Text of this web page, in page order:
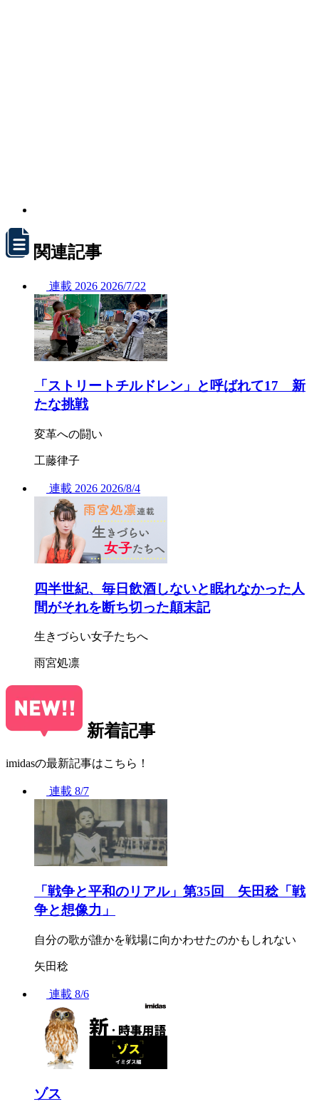
関連記事
連載 2026 2026/7/22
「ストリートチルドレン」と呼ばれて17 新
たな挑戦
変革への闘い
工藤律子
連載 2026 2026/8/4
四半世紀、毎日飲酒しないと眠れなかった人
間がそれを断ち切った顛末記
生きづらい女子たちへ
雨宮処凛
新着記事
imidasの最新記事はこちら！
連載 8/7
「戦争と平和のリアル」第35回 矢田稔「戦
争と想像力」
自分の歌が誰かを戦場に向かわせたのかもしれない
矢田稔
連載 8/6
ゾス